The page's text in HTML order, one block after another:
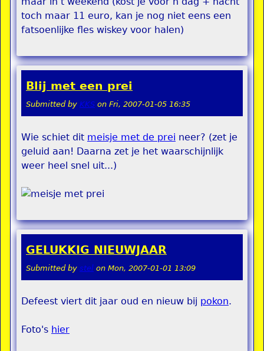
toch maar 11 euro, kan je nog niet eens een
fatsoenlijke fles wiskey voor halen)
Blij met een prei
Submitted by KKS on Fri, 2007-01-05 16:35
Wie schiet dit meisje met de prei neer? (zet je
geluid aan! Daarna zet je het waarschijnlijk
weer heel snel uit...)
GELUKKIG NIEUWJAAR
Submitted by stel on Mon, 2007-01-01 13:09
Defeest viert dit jaar oud en nieuw bij pokon.
Foto's hier